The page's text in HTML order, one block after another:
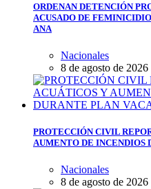
ORDENAN DETENCIÓN
ACUSADO DE
ANA
Nacionales
8 de agosto de 2026
PROTECCIÓN CIVIL
AUMENTO DE INCENDIOS
Nacionales
8 de agosto de 2026